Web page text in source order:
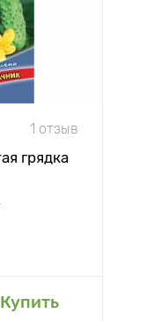
1 отзыв
грядка
Купить